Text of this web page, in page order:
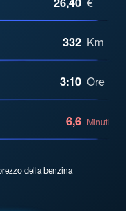
26,40 €
332 Km
3:10 Ore
6,6 Minuti
della benzina